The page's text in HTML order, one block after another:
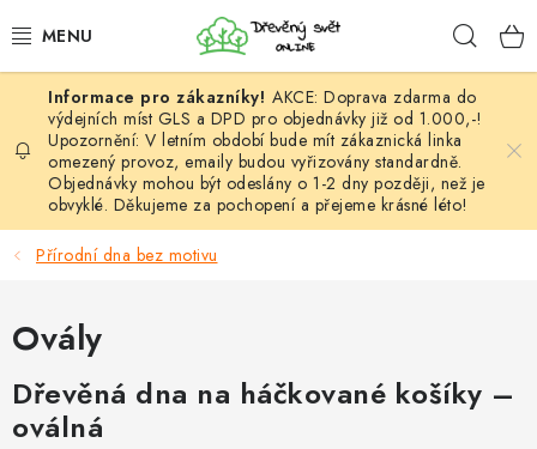
na
HÁČKOVÁNÍ
VYPLÉTÁNÍ
PŘÍZE
DOPLŇKY
TVOŘENÍ
AKCE: Doprava zdarma do
výdejních míst GLS a DPD pro objednávky již od 1.000,-!
Upozornění: V letním období bude mít zákaznická linka
omezený provoz, emaily budou vyřizovány standardně.
Objednávky mohou být odeslány o 1-2 dny později, než je
obvyklé. Děkujeme za pochopení a přejeme krásné léto!
Přírodní dna bez motivu
Ovály
Dřevěná dna na háčkované košíky –
oválná